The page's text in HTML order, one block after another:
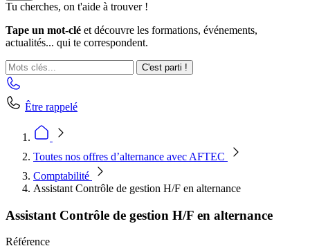
Tu cherches, on t'aide à trouver !
Tape un mot-clé et découvre les formations, événements,
actualités... qui te correspondent.
C'est parti !
Être rappelé
Toutes nos offres d’alternance avec AFTEC
Comptabilité
Assistant Contrôle de gestion H/F en alternance
Assistant Contrôle de gestion H/F en alternance
Référence